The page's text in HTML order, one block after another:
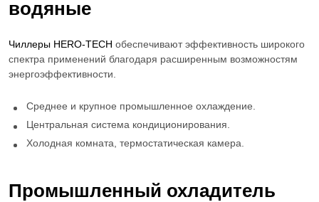
водяные
Чиллеры HERO-TECH обеспечивают эффективность широкого
спектра применений благодаря расширенным возможностям
энергоэффективности.
Среднее и крупное промышленное охлаждение.
Центральная система кондиционирования.
Холодная комната, термостатическая камера.
Промышленный охладитель